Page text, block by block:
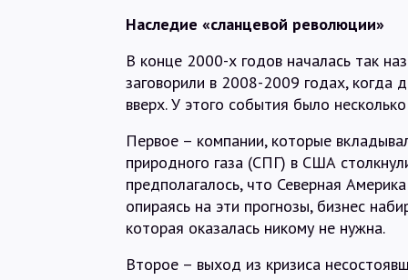
Наследие «сланцевой революции»
В конце 2000-х годов началась так
заговорили в 2008-2009 годах,
вверх. У этого события было
Первое – компании, которые
природного газа (СПГ) в США
предполагалось, что Северная
опираясь на эти прогнозы, бизнес
которая оказалась никому не нужна.
Второе – выход из кризиса